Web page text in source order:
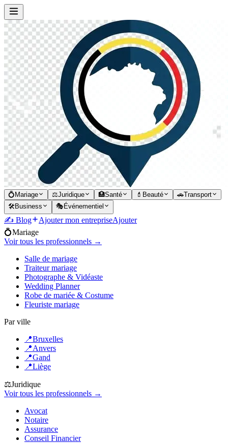
💍 Mariage ⚖️Juridique 🏥Santé 💄 Beauté 🚗Transport
🛠️Business 🎭 Événementiel
✍️ Blog Ajouter mon entrepriseAjouter
💍Mariage
Voir tous les professionnels →
Salle de mariage
Traiteur mariage
Photographe & Vidéaste
Wedding Planner
Robe de mariée & Costume
Fleuriste mariage
Par ville
📍Bruxelles
📍Anvers
📍Gand
📍Liège
⚖️Juridique
Voir tous les professionnels →
Avocat
Notaire
Assurance
Conseil Financier